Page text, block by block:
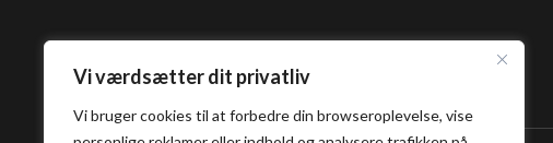
Vi værdsætter dit privatliv
Vi bruger cookies til at forbedre din browseroplevelse, vise
Tapashi Sushi -